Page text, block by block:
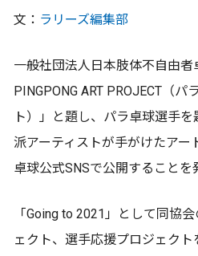
文： ラリーズ編集部
一般社団法人日本肢体不自由者
PINGPONG ART PROJECT（パ
ト）」と題し、パラ卓球選手
派アーティストが手がけたアー
卓球公式SNSで公開することを
「Going to 2021」として同協
ェクト、選手応援プロジェク